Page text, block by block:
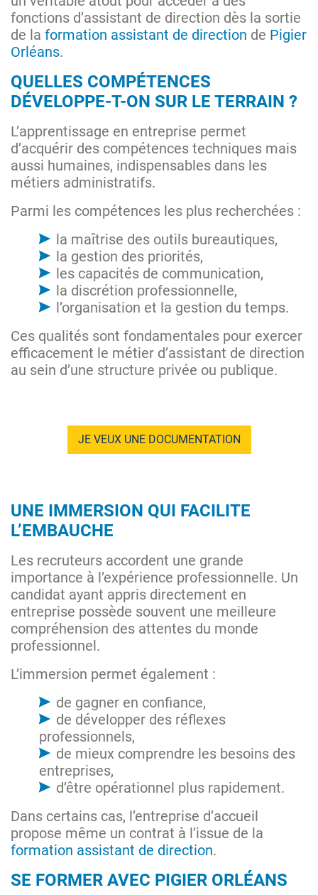
fonctions d’assistant de direction dès la sortie
de la formation assistant de direction de Pigier
Orléans.
QUELLES COMPÉTENCES
DÉVELOPPE-T-ON SUR LE TERRAIN ?
L’apprentissage en entreprise permet
d’acquérir des compétences techniques mais
aussi humaines, indispensables dans les
métiers administratifs.
Parmi les compétences les plus recherchées :
la maîtrise des outils bureautiques,
la gestion des priorités,
les capacités de communication,
la discrétion professionnelle,
l’organisation et la gestion du temps.
Ces qualités sont fondamentales pour exercer
efficacement le métier d’assistant de direction
au sein d’une structure privée ou publique.
JE VEUX UNE DOCUMENTATION
UNE IMMERSION QUI FACILITE
L’EMBAUCHE
Les recruteurs accordent une grande
importance à l’expérience professionnelle. Un
candidat ayant appris directement en
entreprise possède souvent une meilleure
compréhension des attentes du monde
professionnel.
L’immersion permet également :
de gagner en confiance,
de développer des réflexes
professionnels,
de mieux comprendre les besoins des
entreprises,
d’être opérationnel plus rapidement.
Dans certains cas, l’entreprise d’accueil
propose même un contrat à l’issue de la
formation assistant de direction.
SE FORMER AVEC PIGIER ORLÉANS